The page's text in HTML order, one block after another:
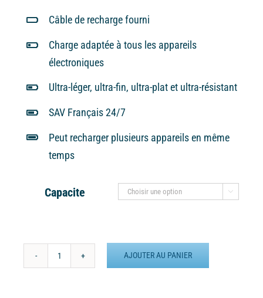
Câble de recharge fourni
Charge adaptée à tous les appareils
électroniques
Ultra-léger, ultra-fin, ultra-plat et ultra-résistant
SAV Français 24/7
Peut recharger plusieurs appareils en même
temps
Capacite 
quantité
AJOUTER AU PANIER